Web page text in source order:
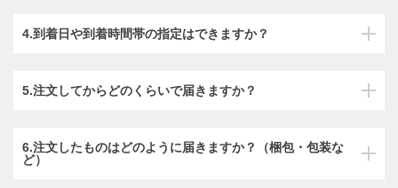
4.到着日や到着時間帯の指定はできますか？
5.注文してからどのくらいで届きますか？
6.注文したものはどのように届きますか？（梱包・包装な
ど）